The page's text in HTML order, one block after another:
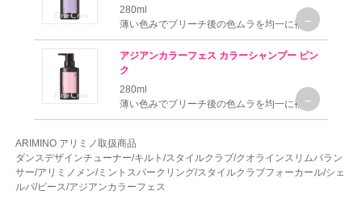
280ml
薄い色みでブリーチ後の色ムラを均一に補正
アジアンカラーフェス カラーシャンプー ピン
ク
280ml
薄い色みでブリーチ後の色ムラを均一に補正
ARIMINO アリミノ取扱商品
ダンスデザインチューナー/キルト/スタイルクラブ/クオラインスリムバラン
サー/アリミノメン/ミントスパークリング/スタイルクラブフォーカール/シェ
ルパ/ピース/アジアンカラーフェス